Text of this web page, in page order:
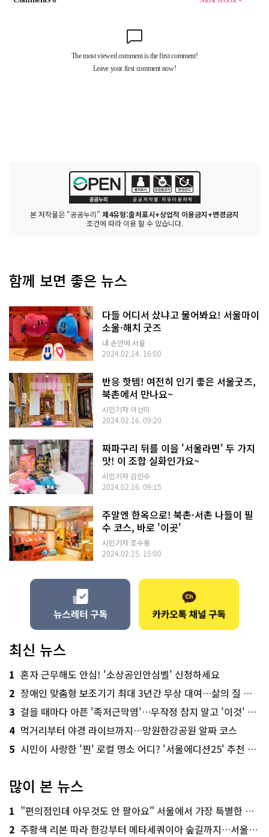
본 저작물은 "공공누리" 제4유형:출처표시+상업적 이용금지+변경금지
조건에 따라 이용 할 수 있습니다.
함께 보면 좋은 뉴스
다들 어디서 샀냐고 물어봐요! 서울마이
소울·해치 굿즈
내 손안에 서울
2024.02.14. 16:00
반응 핫템! 여전히 인기 좋은 서울굿즈,
북촌에서 만나요~
시민기자 이선미
2024.02.16. 09:20
짜파구리 뒤를 이을 '서울라면' 두 가지
맛! 이 조합 실화인가요~
시민기자 김인수
2024.02.16. 09:15
주말엔 한옥으로! 북촌·서촌 나들이 필
수 코스, 바로 '이곳'
시민기자 조수봉
2024.02.15. 15:00
최신 뉴스
1 혼자 근무해도 안심! '소상공인안심벨' 신청하세요
2 장애인 맞춤형 보조기기 최대 3년간 무상 대여…삶의 질 높인다
3 걸을 때마다 아픈 '족저근막염'…무작정 참지 말고 '이것' 해보세요!
4 먹거리부터 야경 라이브까지…망원한강공원 알짜 코스
5 시민이 사랑한 '찐' 로컬 명소 어디? '서울에디션25' 추천 코스
많이 본 뉴스
1 "편의점인데 아무것도 안 팔아요" 서울에서 가장 특별한 편의점의 정체
2 주황색 리본 따라 한강부터 메타세쿼이아 숲길까지…서울둘레길 15코스